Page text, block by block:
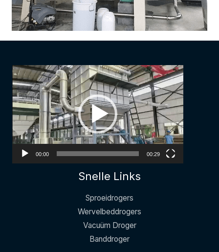
Video
Player
00:00 00:29
Snelle Links
Sproeidrogers
Wervelbeddrogers
Vacuüm Droger
Banddroger